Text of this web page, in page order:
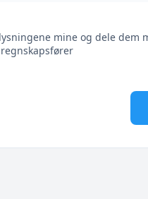
mine og dele dem